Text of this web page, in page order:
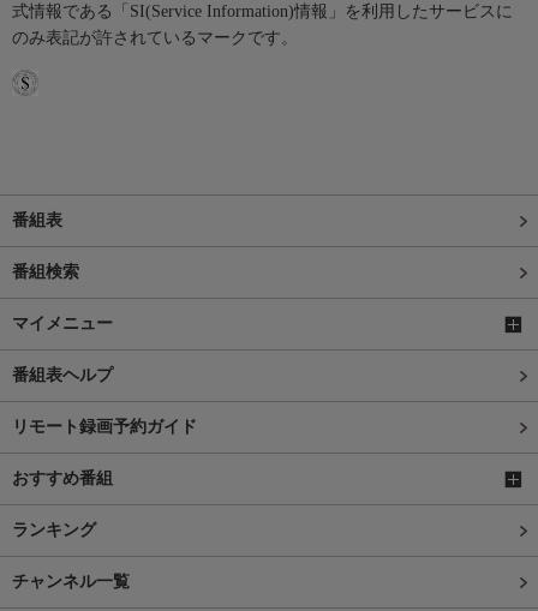
式情報である「SI(Service Information)情報」を利用したサービスに
のみ表記が許されているマークです。
番組表
番組検索
マイメニュー
番組表ヘルプ
リモート録画予約ガイド
おすすめ番組
ランキング
チャンネル一覧